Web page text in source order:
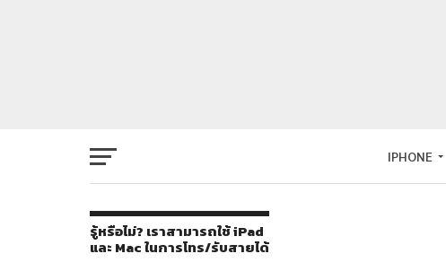
IPHONE
รู้หรือไม่? เราสามารถใช้ iPad
และ Mac ในการโทร/รับสายได้